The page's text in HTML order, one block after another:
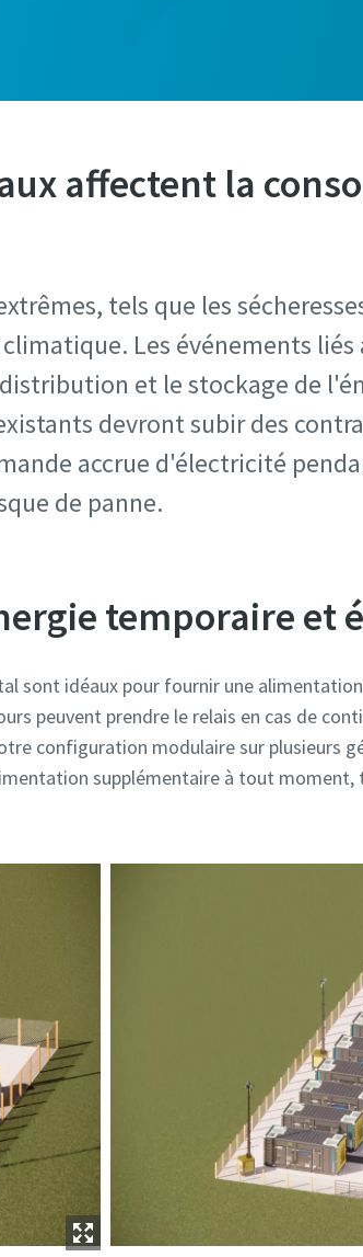
affectent la
tels que les
Les événements
et le stockage de
devront subir des
accrue d'électricité
de panne.
temporaire et
sont idéaux pour fournir une
peuvent prendre le relais en cas de
configuration modulaire sur plusieurs
supplémentaire à tout moment,